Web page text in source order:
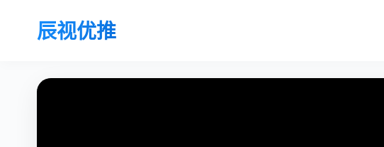
辰视优推